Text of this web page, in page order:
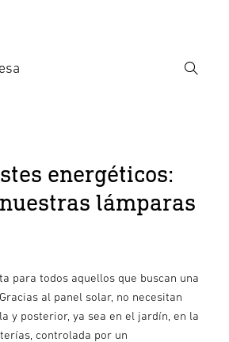
energéticos:
lámparas
para todos aquellos que buscan una
al panel solar, no necesitan
y posterior, ya sea en el jardín, en la
controlada por un